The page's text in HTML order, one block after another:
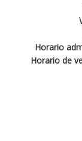
Horario
Horario de